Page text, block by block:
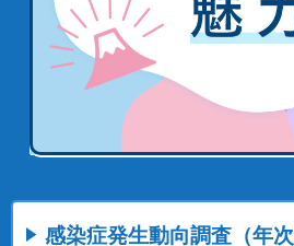
感染症発生動向調査（年次